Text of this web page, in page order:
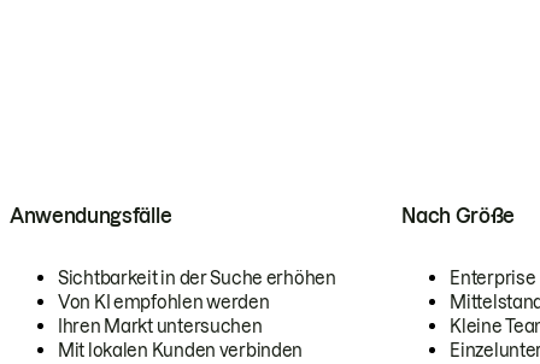
Anwendungsfälle
Sichtbarkeit in der Suche erhöhen
Von KI empfohlen werden
Ihren Markt untersuchen
Mit lokalen Kunden verbinden
Nach Größe
Enterprise
Kleine